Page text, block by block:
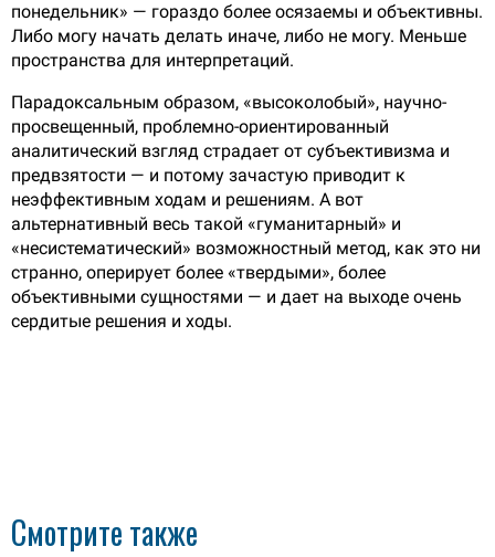
понедельник» — гораздо более осязаемы и объективны.
Либо могу начать делать иначе, либо не могу. Меньше
пространства для интерпретаций.
Парадоксальным образом, «высоколобый», научно-
просвещенный, проблемно-ориентированный
аналитический взгляд страдает от субъективизма и
предвзятости — и потому зачастую приводит к
неэффективным ходам и решениям. А вот
альтернативный весь такой «гуманитарный» и
«несистематический» возможностный метод, как это ни
странно, оперирует более «твердыми», более
объективными сущностями — и дает на выходе очень
сердитые решения и ходы.
Смотрите также